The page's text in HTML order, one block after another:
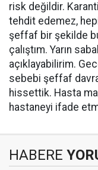
risk değildir.
tehdit edemez,
şeffaf bir şekilde
çalıştım. Yarın
açıklayabilirim.
sebebi şeffaf
hissettik. Hasta
hastaneyi ifade
HABERE